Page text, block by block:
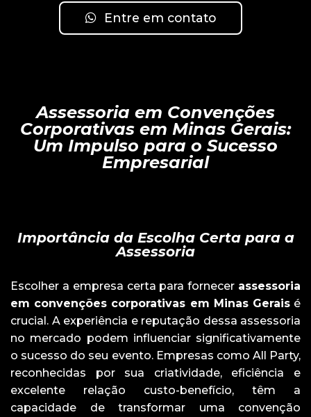
Entre em contato
Assessoria em Convenções
Corporativas em Minas Gerais:
Um Impulso para o Sucesso
Empresarial
Importância da Escolha Certa para a
Assessoria
Escolher a empresa certa para fornecer assessoria
em convenções corporativas em Minas Geraisé
crucial. A experiência e reputação dessa assessoria
no mercado podem influenciar significativamente
o sucesso do seu evento. Empresas como All Party,
reconhecidas por sua criatividade, eficiência e
excelente relação custo-benefício, têm a
capacidade de transformar uma convenção